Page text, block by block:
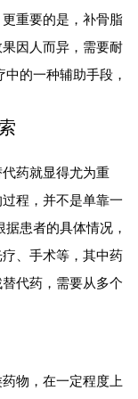
重要的是，补骨脂
因人而异，需要耐
的一种辅助手段，
药就显得尤为重
程，并不是单靠一
患者的具体情况，
、手术等，其中药
代药，需要从多个
物，在一定程度上